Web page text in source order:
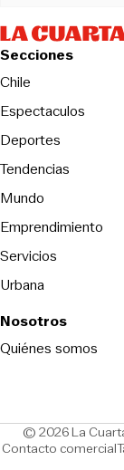
Secciones
Chile
Espectaculos
Deportes
Tendencias
Mundo
Emprendimiento
Servicios
Urbana
Nosotros
Quiénes somos
© 2026 La
Contacto comercial